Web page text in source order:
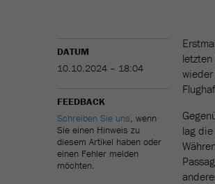
DATUM
10.10.2024 – 18:04
FEEDBACK
Schreiben Sie uns, wenn
Sie einen Hinweis zu
diesem Artikel haben oder
einen Fehler melden
möchten.
lag